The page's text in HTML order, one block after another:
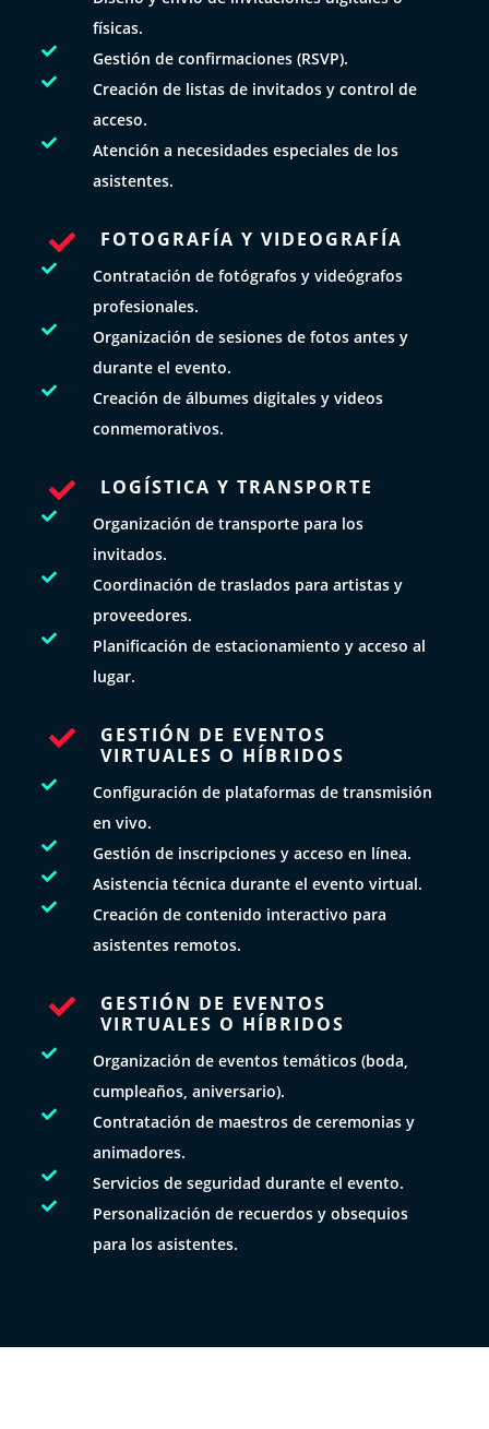
físicas.
 Gestión de confirmaciones (RSVP).

Creación de listas de invitados y control de
acceso.

Atención a necesidades especiales de los
asistentes.
 FOTOGRAFÍA Y VIDEOGRAFÍA

Contratación de fotógrafos y videógrafos
profesionales.

Organización de sesiones de fotos antes y
durante el evento.

Creación de álbumes digitales y videos
conmemorativos.
 LOGÍSTICA Y TRANSPORTE

Organización de transporte para los
invitados.

Coordinación de traslados para artistas y
proveedores.

Planificación de estacionamiento y acceso al
lugar.

GESTIÓN DE EVENTOS
VIRTUALES O HÍBRIDOS

Configuración de plataformas de transmisión
en vivo.
 Gestión de inscripciones y acceso en línea.
 Asistencia técnica durante el evento virtual.

Creación de contenido interactivo para
asistentes remotos.

GESTIÓN DE EVENTOS
VIRTUALES O HÍBRIDOS

Organización de eventos temáticos (boda,
cumpleaños, aniversario).

Contratación de maestros de ceremonias y
animadores.
 Servicios de seguridad durante el evento.

Personalización de recuerdos y obsequios
para los asistentes.